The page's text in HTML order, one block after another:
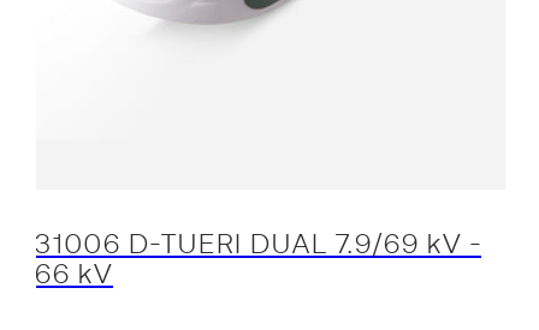
31006 D-TUERI DUAL 7.9/69 kV -
66 kV